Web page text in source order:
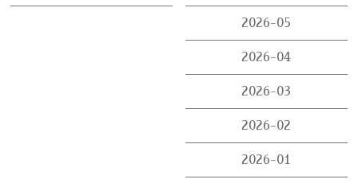
2026-05
2026-04
2026-03
2026-02
2026-01